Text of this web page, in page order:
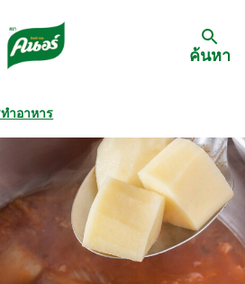
ทการทำ
ค้นหา
ำอาหาร